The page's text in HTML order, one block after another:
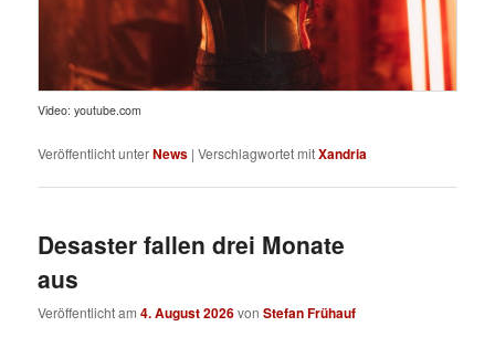
Video: youtube.com
Veröffentlicht unterNews |Verschlagwortet mitXandria
Desaster fallen drei Monate
aus
Veröffentlicht am4. August 2026vonStefan Frühauf